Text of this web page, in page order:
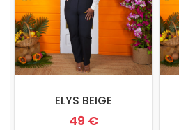
ELYS BEIGE
49 €